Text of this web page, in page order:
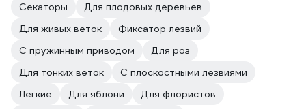
Секаторы
Для плодовых деревьев
Для живых веток
Фиксатор лезвий
С пружинным приводом
Для роз
Для тонких веток
С плоскостными лезвиями
Легкие
Для яблони
Для флористов